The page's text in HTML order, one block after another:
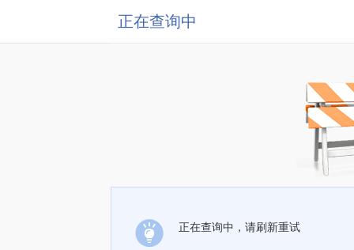
正在查询中
正在查询中，请刷新重试